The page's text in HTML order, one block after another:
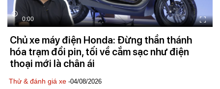
0:00
Chủ xe máy điện Honda: Đừng thần thánh
hóa trạm đổi pin, tối về cắm sạc như điện
thoại mới là chân ái
Thử & đánh giá xe -04/08/2026